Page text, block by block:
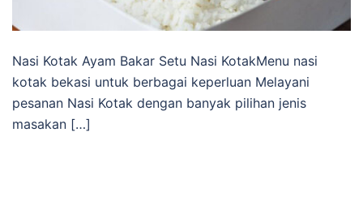
Nasi Kotak Ayam Bakar Setu Nasi KotakMenu nasi
kotak bekasi untuk berbagai keperluan Melayani
pesanan Nasi Kotak dengan banyak pilihan jenis
masakan […]